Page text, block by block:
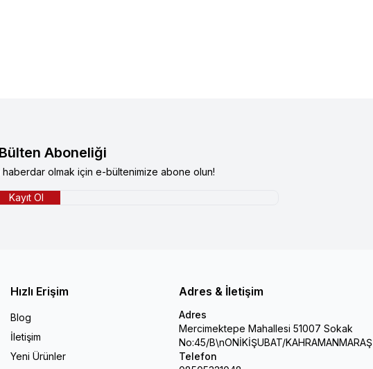
Aboneliği
olmak için e-bültenimize abone olun!
Kayıt Ol
Hızlı Erişim
Blog
İletişim
Yeni Ürünler
Adres & İletişim
Adres
Mercimektepe Mahallesi 51007 Sokak
No:45/B\nONİKİŞUBAT/KAHRAMANMARAŞ
Telefon